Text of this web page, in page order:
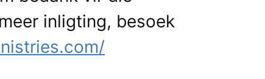
inligting, besoek